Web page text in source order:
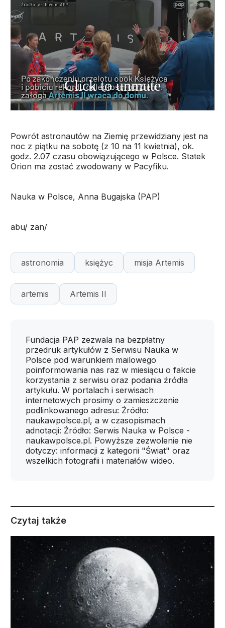
Powrót astronautów na Ziemię przewidziany jest na
noc z piątku na sobotę (z 10 na 11 kwietnia), ok.
godz. 2.07 czasu obowiązującego w Polsce. Statek
Orion ma zostać zwodowany w Pacyfiku.
Nauka w Polsce, Anna Bugajska (PAP)
abu/ zan/
astronomia księżyc misja Artemis
artemis Artemis II
Fundacja PAP zezwala na bezpłatny
przedruk artykułów z Serwisu Nauka w
Polsce pod warunkiem mailowego
poinformowania nas raz w miesiącu o fakcie
korzystania z serwisu oraz podania źródła
artykułu. W portalach i serwisach
internetowych prosimy o zamieszczenie
podlinkowanego adresu: Źródło:
naukawpolsce.pl, a w czasopismach
adnotacji: Źródło: Serwis Nauka w Polsce -
naukawpolsce.pl. Powyższe zezwolenie nie
dotyczy: informacji z kategorii "Świat" oraz
wszelkich fotografii i materiałów wideo.
Czytaj także